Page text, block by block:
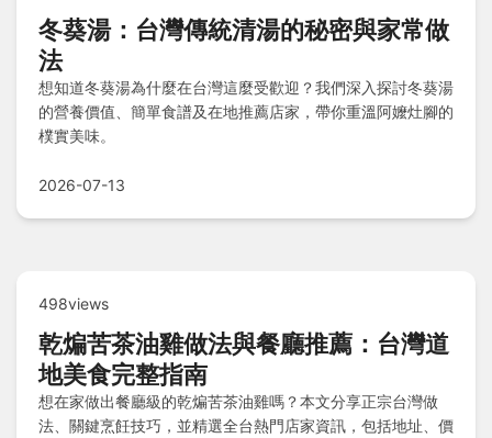
冬葵湯：台灣傳統清湯的秘密與家常做
法
想知道冬葵湯為什麼在台灣這麼受歡迎？我們深入探討冬葵湯
的營養價值、簡單食譜及在地推薦店家，帶你重溫阿嬤灶腳的
樸實美味。
2026-07-13
498views
乾煸苦茶油雞做法與餐廳推薦：台灣道
地美食完整指南
想在家做出餐廳級的乾煸苦茶油雞嗎？本文分享正宗台灣做
法、關鍵烹飪技巧，並精選全台熱門店家資訊，包括地址、價